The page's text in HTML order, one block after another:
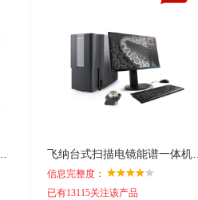
飞纳台式扫描电
信息完整度：
已有13115关注该产品